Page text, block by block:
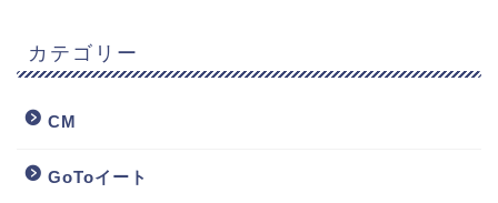
カテゴリー
CM
GoToイート